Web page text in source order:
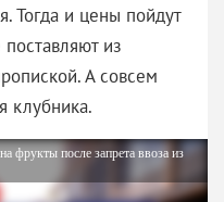
Тогда и цены пойдут
из
А совсем
клубника.
фрукты после запрета ввоза из